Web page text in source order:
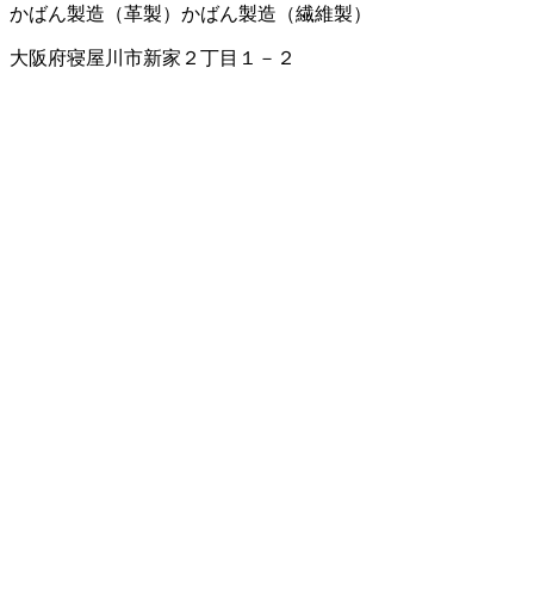
かばん製造（革製） かばん製造（繊維製）
大阪府寝屋川市新家２丁目１－２